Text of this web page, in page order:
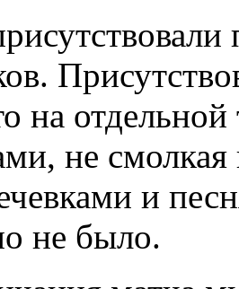
на
не
и
не было.